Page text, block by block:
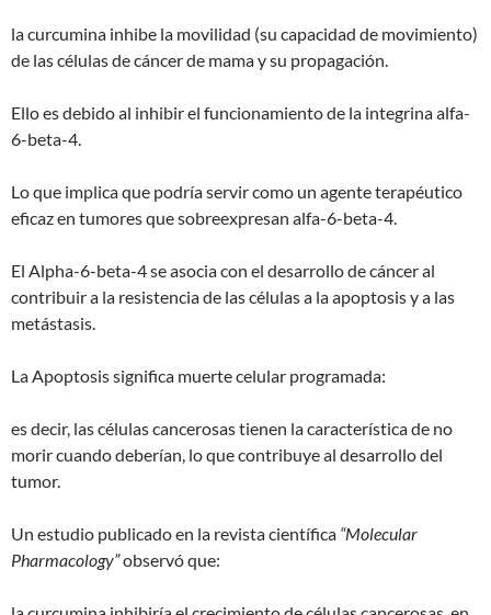
la curcumina inhibe la movilidad (su capacidad de movimiento)
de las células de cáncer de mama y su propagación.
Ello es debido al inhibir el funcionamiento de la integrina alfa-
6-beta-4.
Lo que implica que podría servir como un agente terapéutico
eficaz en tumores que sobreexpresan alfa-6-beta-4.
El Alpha-6-beta-4 se asocia con el desarrollo de cáncer al
contribuir a la resistencia de las células a la apoptosis y a las
metástasis.
La Apoptosis significa muerte celular programada:
es decir, las células cancerosas tienen la característica de no
morir cuando deberían, lo que contribuye al desarrollo del
tumor.
Un estudio publicado en la revista científica “Molecular
Pharmacology”observó que: